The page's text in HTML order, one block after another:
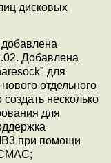
дисковых
Добавлена
для
отдельного
несколько
для
при помощи